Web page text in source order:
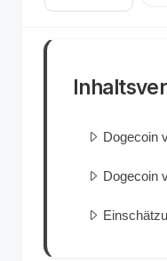
Dogecoin
Dogecoin